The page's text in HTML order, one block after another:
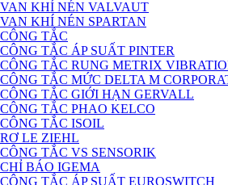
VAN KHÍ NÉN VALVAUT
VAN KHÍ NÉN SPARTAN
CÔNG TẮC
CÔNG TẮC ÁP SUẤT PINTER
CÔNG TẮC RUNG METRIX
CÔNG TẮC MỨC DELTA M
CÔNG TẮC GIỚI HẠN GERVALL
CÔNG TẮC PHAO KELCO
CÔNG TẮC ISOIL
RƠ LE ZIEHL
CÔNG TẮC VS SENSORIK
CHỈ BÁO IGEMA
CÔNG TẮC ÁP SUẤT EUROSWITCH